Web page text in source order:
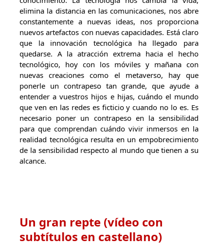
elimina la distancia en las comunicaciones, nos abre
constantemente a nuevas ideas, nos proporciona
nuevos artefactos con nuevas capacidades. Está claro
que la innovación tecnológica ha llegado para
quedarse. A la atracción extrema hacia el hecho
tecnológico, hoy con los móviles y mañana con
nuevas creaciones como el metaverso, hay que
ponerle un contrapeso tan grande, que ayude a
entender a vuestros hijos e hijas, cuándo el mundo
que ven en las redes es ficticio y cuando no lo es. Es
necesario poner un contrapeso en la sensibilidad
para que comprendan cuándo vivir inmersos en la
realidad tecnológica resulta en un empobrecimiento
de la sensibilidad respecto al mundo que tienen a su
alcance.
Un gran repte (vídeo con
subtítulos en castellano)